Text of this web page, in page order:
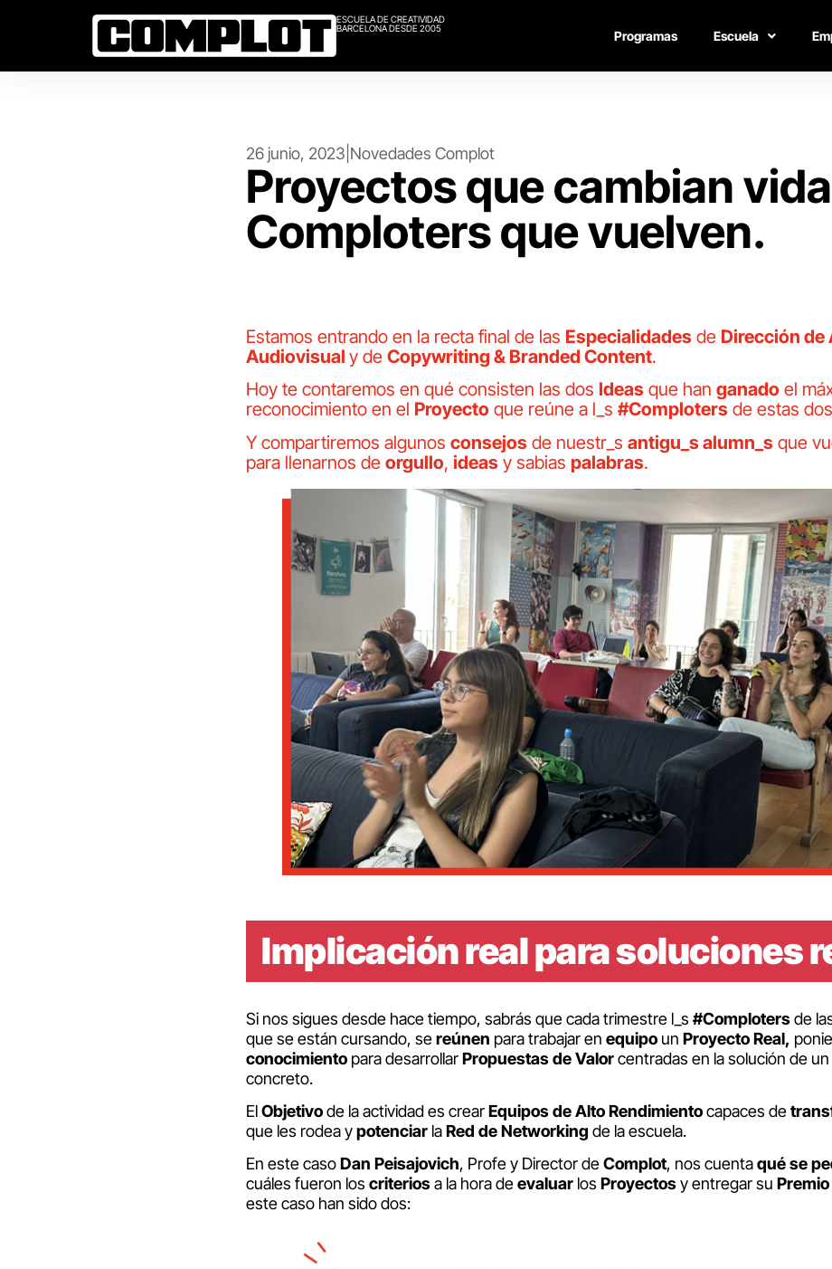
ESCUELA DE CREATIVIDAD
BARCELONA DESDE 2005
Programas Escuela
26 junio, 2023 Novedades Complot
Proyectos que cambian
Comploters que vuelven.
Estamos entrando en la recta final de las Especialidades de Dirección de
Audiovisual y de Copywriting & Branded Content.
Hoy te contaremos en qué consisten las dos Ideas que han ganado el
reconocimiento en el Proyecto que reúne a l_s #Comploters de estas
Y compartiremos algunos consejos de nuestr_s antigu_s alumn_s que
para llenarnos de orgullo, ideas y sabias palabras.
Implicación real para soluciones
Si nos sigues desde hace tiempo, sabrás que cada trimestre l_s #Complotersde
que se están cursando, sereúnen para trabajar en equipo un Proyecto Real,
conocimiento para desarrollarPropuestas de Valorcentradas en la solución de un
concreto.
ElObjetivode la actividad es crearEquipos de Alto Rendimientocapaces de
que les rodea ypotenciar laRed de Networking de la escuela.
En este casoDan Peisajovich, Profe y Director deComplot, nos cuentaqué se
cuáles fueron los criteriosa la hora deevaluar los Proyectosy entregar su Premio
este caso han sido dos: